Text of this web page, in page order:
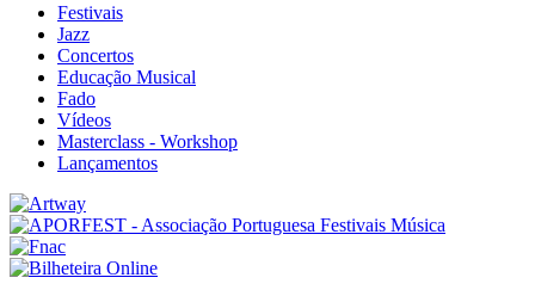
Festivais
Jazz
Concertos
Educação Musical
Fado
Vídeos
Masterclass - Workshop
Lançamentos